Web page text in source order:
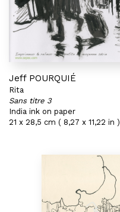
Jeff POURQUIÉ
Rita
Sans titre 3
India ink on paper
21 x 28,5 cm ( 8,27 x 11,22 in )